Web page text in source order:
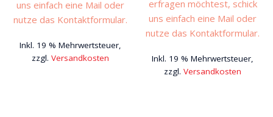
uns einfach eine Mail oder
nutze das Kontaktformular.
Inkl. 19 % Mehrwertsteuer,
zzgl. Versandkosten
erfragen möchtest, schick
uns einfach eine Mail oder
nutze das Kontaktformular.
Inkl. 19 % Mehrwertsteuer,
zzgl.Versandkosten